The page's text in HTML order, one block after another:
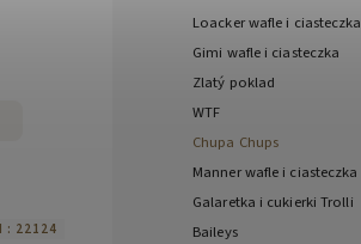
Loacker wafle i ciasteczka
Gimi wafle i ciasteczka
Zlatý poklad
WTF
Chupa Chups
Manner wafle i ciasteczka
Galaretka i cukierki Trolli
Baileys
: 22124